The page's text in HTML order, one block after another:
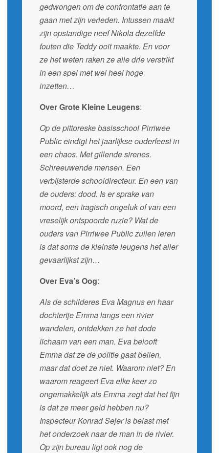
gedwongen om de confrontatie aan te
gaan met zijn verleden. Intussen maakt
zijn opstandige neef Nikola dezelfde
fouten die Teddy ooit maakte. En voor
ze het weten raken ze alle drie verstrikt
in een spel met wel heel hoge
inzetten…
Over Grote Kleine Leugens:
Op de pittoreske basisschool Pirriwee
Public eindigt het jaarlijkse ouderfeest in
een chaos. Met gillende sirenes.
Schreeuwende mensen. Een
verbijsterde schooldirecteur. En een van
de ouders: dood. Is er sprake van
moord, een tragisch ongeluk of van een
vreselijk ontspoorde ruzie? Wat de
ouders van Pirriwee Public zullen leren
is dat soms de kleinste leugens het aller
gevaarlijkst zijn…
Over Eva’s Oog:
Als de schilderes Eva Magnus en haar
dochtertje Emma langs een rivier
wandelen, ontdekken ze het dode
lichaam van een man. Eva belooft
Emma dat ze de politie gaat bellen,
maar dat doet ze niet. Waarom niet? En
waarom reageert Eva elke keer zo
ongemakkelijk als Emma zegt dat het fijn
is dat ze meer geld hebben nu?
Inspecteur Konrad Sejer is belast met
het onderzoek naar de man in de rivier.
Op zijn bureau ligt ook nog de